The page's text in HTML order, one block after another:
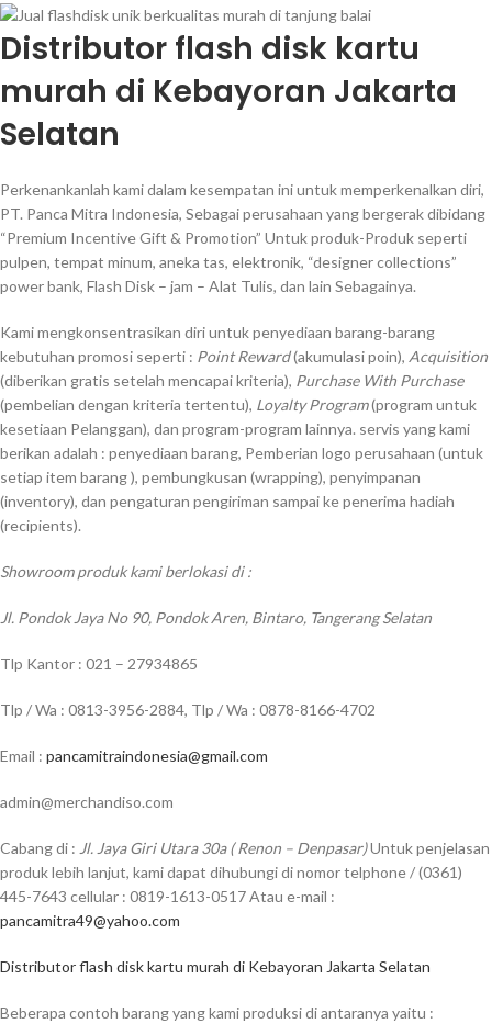
Distributor flash disk kartu
murah di Kebayoran Jakarta
Selatan
Perkenankanlah kami dalam kesempatan ini untuk memperkenalkan diri,
PT. Panca Mitra Indonesia, Sebagai perusahaan yang bergerak dibidang
“Premium Incentive Gift & Promotion” Untuk produk-Produk seperti
pulpen, tempat minum, aneka tas, elektronik, “designer collections”
power bank, Flash Disk – jam – Alat Tulis, dan lain Sebagainya.
Kami mengkonsentrasikan diri untuk penyediaan barang-barang
kebutuhan promosi seperti : Point Reward(akumulasi poin), Acquisition
(diberikan gratis setelah mencapai kriteria), Purchase With Purchase
(pembelian dengan kriteria tertentu), Loyalty Program(program untuk
kesetiaan Pelanggan), dan program-program lainnya. servis yang kami
berikan adalah : penyediaan barang, Pemberian logo perusahaan (untuk
setiap item barang ), pembungkusan (wrapping), penyimpanan
(inventory), dan pengaturan pengiriman sampai ke penerima hadiah
(recipients).
Showroom produk kami berlokasi di :
Jl. Pondok Jaya No 90, Pondok Aren, Bintaro, Tangerang Selatan
Tlp Kantor : 021 – 27934865
Tlp / Wa : 0813-3956-2884, Tlp / Wa : 0878-8166-4702
Email : pancamitraindonesia@gmail.com
admin@merchandiso.com
Cabang di : Jl. Jaya Giri Utara 30a ( Renon – Denpasar)Untuk penjelasan
produk lebih lanjut, kami dapat dihubungi di nomor telphone / (0361)
445-7643 cellular : 0819-1613-0517 Atau e-mail :
pancamitra49@yahoo.com
Distributor flash disk kartu murah di Kebayoran Jakarta Selatan
Beberapa contoh barang yang kami produksi di antaranya yaitu :